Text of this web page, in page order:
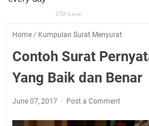
Home / Kumpulan Surat Menyurat
Contoh Surat
Yang Baik dan Benar
June 07, 2017 Post a Comment